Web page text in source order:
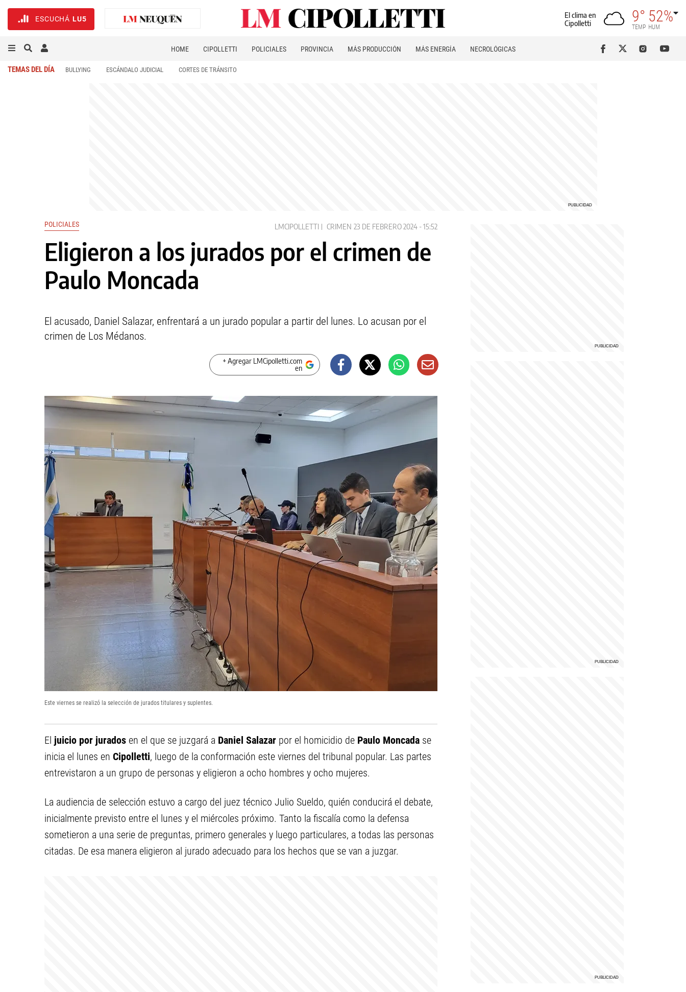
ESCUCHÁ LU5
El clima en
Cipolletti
9°
TEMP
52%
HUM
HOME CIPOLLETTI POLICIALES PROVINCIA MÁS PRODUCCIÓN MÁS ENERGÍA NECROLÓGICAS
TEMAS DEL DÍA BULLYING ESCÁNDALO JUDICIAL CORTES DE TRÁNSITO
POLICIALES LMCIPOLLETTI CRIMEN 23 DE FEBRERO 2024 - 15:52
Eligieron a los jurados por el crimen de
Paulo Moncada
El acusado, Daniel Salazar, enfrentará a un jurado popular a partir del lunes. Lo acusan por el
crimen de Los Médanos.
+ Agregar LMCipolletti.com
en
Este viernes se realizó la selección de jurados titulares y suplentes.
El juicio por jurados en el que se juzgará a Daniel Salazar por el homicidio de Paulo Moncada se
inicia el lunes en Cipolletti, luego de la conformación este viernes del tribunal popular. Las partes
entrevistaron a un grupo de personas y eligieron a ocho hombres y ocho mujeres.
La audiencia de selección estuvo a cargo del juez técnico Julio Sueldo, quién conducirá el debate,
inicialmente previsto entre el lunes y el miércoles próximo. Tanto la fiscalía como la defensa
sometieron a una serie de preguntas, primero generales y luego particulares, a todas las personas
citadas. De esa manera eligieron al jurado adecuado para los hechos que se van a juzgar.